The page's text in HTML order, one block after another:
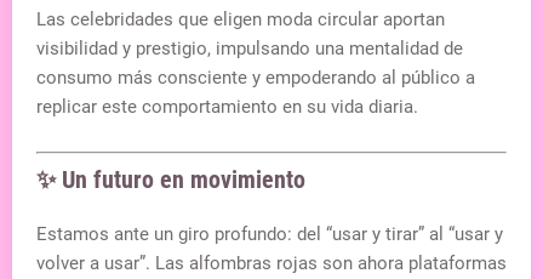
Las celebridades que eligen moda circular aportan
visibilidad y prestigio, impulsando una mentalidad de
consumo más consciente y empoderando al público a
replicar este comportamiento en su vida diaria.
✨ Un futuro en movimiento
Estamos ante un giro profundo: del “usar y tirar” al “usar y
volver a usar”. Las alfombras rojas son ahora plataformas